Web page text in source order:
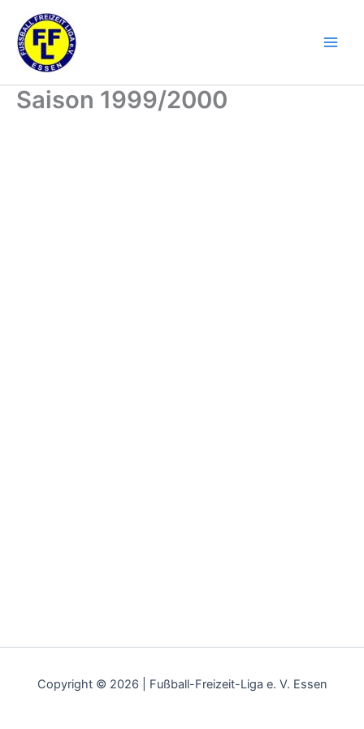
Inhalt
springen
Saison 1999/2000
Copyright © 2026 | Fußball-Freizeit-Liga e. V. Essen